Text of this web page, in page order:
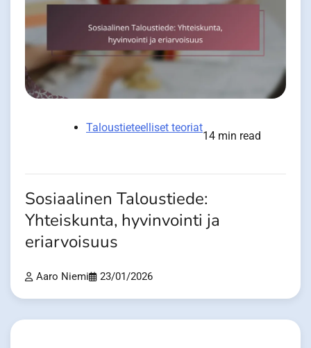
Taloustieteelliset teoriat
14 min read
Sosiaalinen Taloustiede:
Yhteiskunta, hyvinvointi ja
eriarvoisuus
Aaro Niemi 23/01/2026